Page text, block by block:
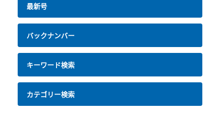
最新号
バックナンバー
キーワード検索
カテゴリー検索